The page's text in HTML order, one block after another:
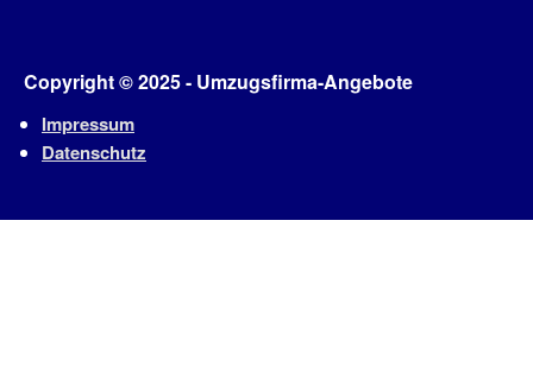
Copyright © 2025 - Umzugsfirma-Angebote
Impressum
Datenschutz